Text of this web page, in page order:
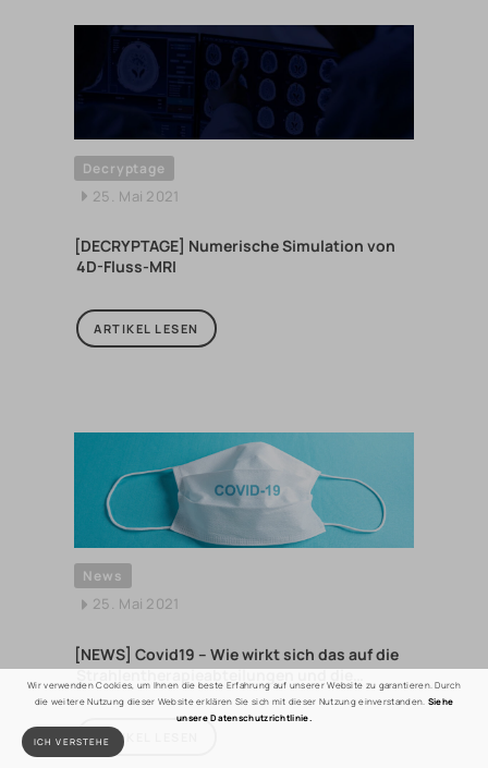
Decryptage
25. Mai 2021
[DECRYPTAGE] Numerische Simulation von
4D-Fluss-MRI
ARTIKEL LESEN
News
25. Mai 2021
[NEWS] Covid19 – Wie wirkt sich das auf die
Strahlentherapieabteilungen und die…
ARTIKEL LESEN
Wir verwenden Cookies, um Ihnen die beste Erfahrung auf unserer Website zu garantieren. Durch
die weitere Nutzung dieser Website erklären Sie sich mit dieser Nutzung einverstanden. Siehe
unsere Datenschutzrichtlinie.
ICH VERSTEHE